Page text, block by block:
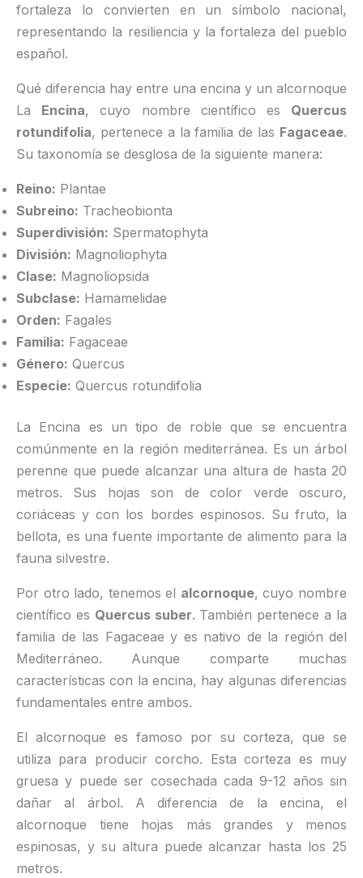
fortaleza lo convierten en un símbolo nacional,
representando la resiliencia y la fortaleza del pueblo
español.
Qué diferencia hay entre una encina y un alcornoque
La Encina, cuyo nombre científico es Quercus
rotundifolia, pertenece a la familia de las Fagaceae.
Su taxonomía se desglosa de la siguiente manera:
Reino: Plantae
Subreino: Tracheobionta
Superdivisión: Spermatophyta
División: Magnoliophyta
Clase: Magnoliopsida
Subclase: Hamamelidae
Orden: Fagales
Familia: Fagaceae
Género: Quercus
Especie: Quercus rotundifolia
La Encina es un tipo de roble que se encuentra
comúnmente en la región mediterránea. Es un árbol
perenne que puede alcanzar una altura de hasta 20
metros. Sus hojas son de color verde oscuro,
coriáceas y con los bordes espinosos. Su fruto, la
bellota, es una fuente importante de alimento para la
fauna silvestre.
Por otro lado, tenemos el alcornoque, cuyo nombre
científico es Quercus suber. También pertenece a la
familia de las Fagaceae y es nativo de la región del
Mediterráneo. Aunque comparte muchas
características con la encina, hay algunas diferencias
fundamentales entre ambos.
El alcornoque es famoso por su corteza, que se
utiliza para producir corcho. Esta corteza es muy
gruesa y puede ser cosechada cada 9-12 años sin
dañar al árbol. A diferencia de la encina, el
alcornoque tiene hojas más grandes y menos
espinosas, y su altura puede alcanzar hasta los 25
metros.